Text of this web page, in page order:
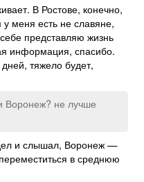
В Ростове, конечно,
меня есть не славяне,
представляю жизнь
информация, спасибо.
тяжело будет,
Воронеж? не лучше
и слышал, Воронеж —
в среднюю